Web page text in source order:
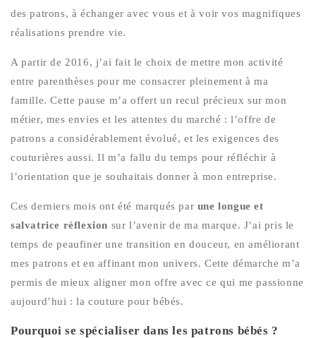
des patrons, à échanger avec vous et à voir vos magnifiques
réalisations prendre vie.
A partir de 2016, j’ai fait le choix de mettre mon activité
entre parenthèses pour me consacrer pleinement à ma
famille. Cette pause m’a offert un recul précieux sur mon
métier, mes envies et les attentes du marché : l’offre de
patrons a considérablement évolué, et les exigences des
couturières aussi. Il m’a fallu du temps pour réfléchir à
l’orientation que je souhaitais donner à mon entreprise.
Ces derniers mois ont été marqués par une longue et
salvatrice réflexion sur l’avenir de ma marque. J’ai pris le
temps de peaufiner une transition en douceur, en améliorant
mes patrons et en affinant mon univers. Cette démarche m’a
permis de mieux aligner mon offre avec ce qui me passionne
aujourd’hui : la couture pour bébés.
Pourquoi se spécialiser dans les patrons bébés ?